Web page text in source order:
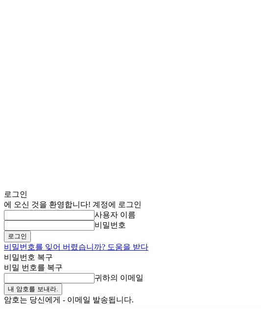
로그인
에 오신 것을 환영합니다! 계정에 로그인
사용자 이름
비밀번호
비밀번호를 잊어 버렸습니까? 도움을 받다
비밀번호 복구
비밀 번호를 복구
귀하의 이메일
암호는 당신에게 - 이메일 발송됩니다.